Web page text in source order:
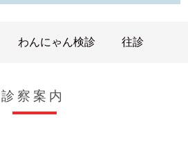
わんにゃん検診 往診
診察案内